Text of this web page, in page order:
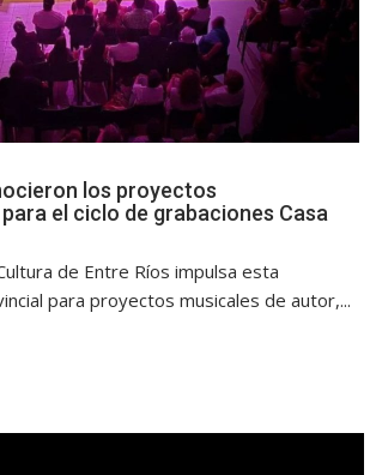
los proyectos
el ciclo de grabaciones Casa
de Entre Ríos impulsa esta
para proyectos musicales de autor,...